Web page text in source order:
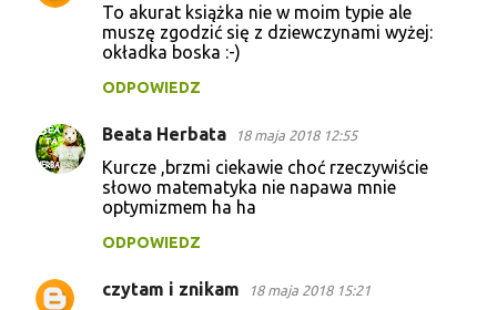
To akurat książka nie w moim typie ale
muszę zgodzić się z dziewczynami wyżej:
okładka boska :-)
ODPOWIEDZ
Beata Herbata 18 maja 2018 12:55
Kurcze ,brzmi ciekawie choć rzeczywiście
słowo matematyka nie napawa mnie
optymizmem ha ha
ODPOWIEDZ
czytam i znikam 18 maja 2018 15:21